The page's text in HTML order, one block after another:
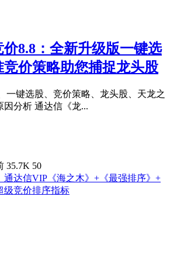
8.8：全新升级版一键选
竞价策略助您捕捉龙头股
一键选股、竞价策略、龙头股、天龙之
因分析 通达信《龙...
35.7K 50